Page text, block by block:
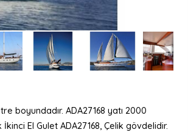
boyundadır. ADA27168 yatı 2000
El Gulet ADA27168, Çelik gövdelidir.